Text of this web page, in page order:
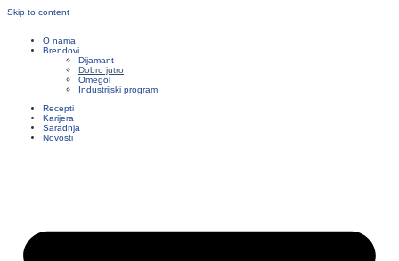
Skip to content
O nama
Brendovi
Dijamant
Dobro jutro
Omegol
Industrijski program
Recepti
Karijera
Saradnja
Novosti